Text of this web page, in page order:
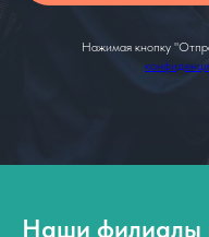
Нажимая кнопку
Наши филиалы